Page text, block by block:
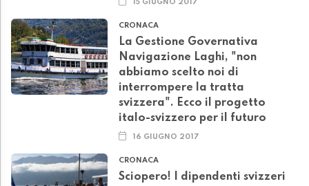
15 GIUGNO 2017
CRONACA
La Gestione Governativa
Navigazione Laghi, "non
abbiamo scelto noi di
interrompere la tratta
svizzera". Ecco il progetto
italo-svizzero per il futuro
16 GIUGNO 2017
CRONACA
Sciopero! I dipendenti svizzeri